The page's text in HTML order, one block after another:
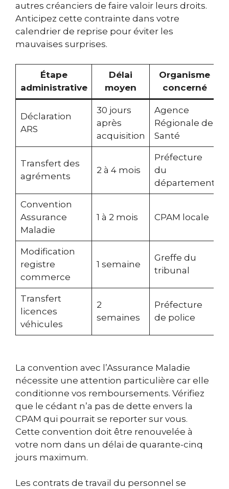
autres créanciers de faire valoir leurs droits.
Anticipez cette contrainte dans votre
calendrier de reprise pour éviter les
mauvaises surprises.
Étape
administrative
Délai
moyen
Organisme
concerné
Déclaration
ARS
30 jours
après
acquisition
Agence
Régionale de
Santé
Transfert des
agréments
2 à 4 mois
Préfecture
du
département
Convention
Assurance
Maladie
1 à 2 mois CPAM locale
Modification
registre
commerce
1 semaine
Greffe du
tribunal
Transfert
licences
véhicules
2
semaines
Préfecture
de police
La convention avec l’Assurance Maladie
nécessite une attention particulière car elle
conditionne vos remboursements. Vérifiez
que le cédant n’a pas de dette envers la
CPAM qui pourrait se reporter sur vous.
Cette convention doit être renouvelée à
votre nom dans un délai de quarante-cinq
jours maximum.
Les contrats de travail du personnel se